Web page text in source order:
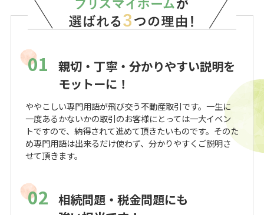
01
親切・丁寧・分かりやすい説明を
モットーに！
ややこしい専門用語が飛び交う不動産取引です。一生に
一度あるかないかの取引のお客様にとっては一大イベン
トですので、納得されて進めて頂きたいものです。そのた
め専門用語は出来るだけ使わず、分かりやすくご説明さ
せて頂きます。
02 相続問題・税金問題にも